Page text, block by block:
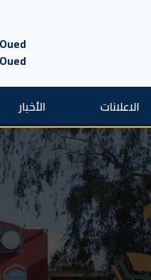
الاعلانات الأخبار